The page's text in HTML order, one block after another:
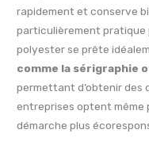
rapidement et conserve
particulièrement pratique
polyester se prête
comme la sérigraphie
permettant d’obtenir des
entreprises optent même
démarche plus